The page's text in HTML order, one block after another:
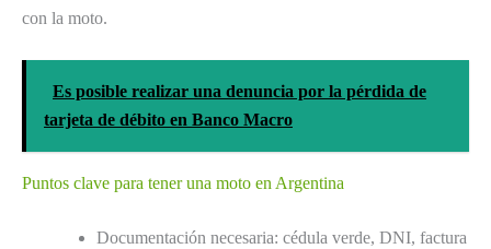
con la moto.
Es posible realizar una denuncia por la pérdida de
tarjeta de débito en Banco Macro
Puntos clave para tener una moto en Argentina
Documentación necesaria: cédula verde, DNI, factura